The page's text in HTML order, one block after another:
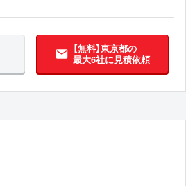
【無料】東京都の
最大6社に見積依頼